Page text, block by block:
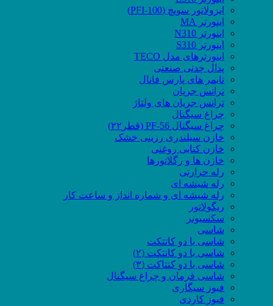
ایزولاتور سویچ (PFI-100)
اینورتر MA
اینورتر N310
اینورتر S310
اینورترهای مدل TECO
پدال چدنی صنعتی
تایمر های پارس فانال
ترانس جریان
ترانس جریان های ولتاژ
چراغ سیگنال
چراغ سیگنال PF-56 (قطر۲۲)
خازن سیلندری رزینی خشک
خازن کتابی روغنی
خازن ها و رگلاتورها
رله حرارتی
رله شیشه ای
رله شیشه ای و شماره انداز و ساعت کار
ریگولاتور
سکسیونر
شاسی
شاسی با دو کاتتکت
شاسی با دو کانتکت (۲)
شاسی با دو کنتاکت (۳)
شاسی فرمان و چراغ سیگنال
فیوز سیگاری
فیوز کاردی